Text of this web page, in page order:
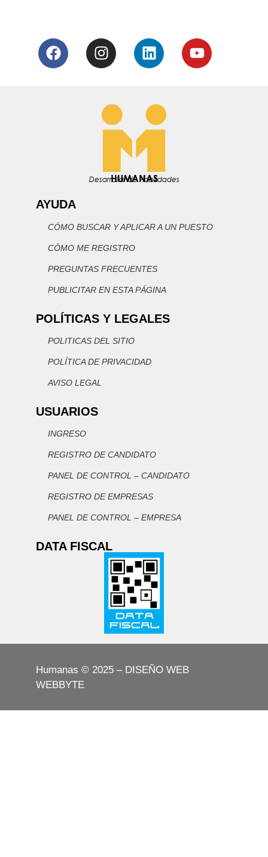
HUMANAS
Desarrollando Habilidades
AYUDA
CÓMO BUSCAR Y APLICAR A UN PUESTO
CÓMO ME REGISTRO
PREGUNTAS FRECUENTES
PUBLICITAR EN ESTA PÁGINA
POLÍTICAS Y LEGALES
POLITICAS DEL SITIO
POLÍTICA DE PRIVACIDAD
AVISO LEGAL
USUARIOS
INGRESO
REGISTRO DE CANDIDATO
PANEL DE CONTROL – CANDIDATO
REGISTRO DE EMPRESAS
PANEL DE CONTROL – EMPRESA
DATA FISCAL
Humanas © 2025 – DISEÑO WEB
WEBBYTE